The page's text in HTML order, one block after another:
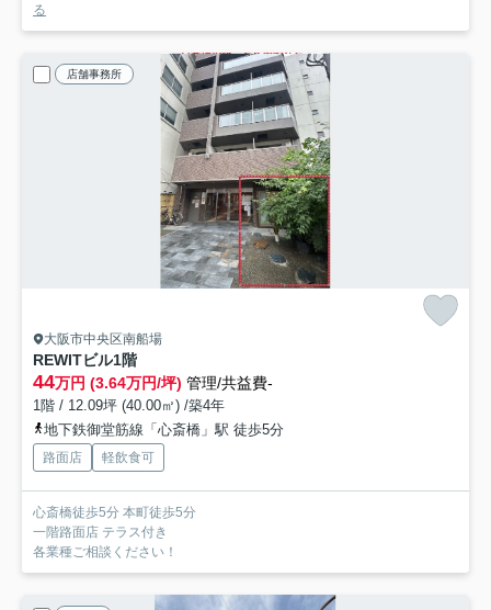
る
店舗事務所
大阪市中央区南船場
REWITビル1階
44万円 (3.64万円/坪) 管理/共益費-
1階 / 12.09坪 (40.00㎡) /築4年
地下鉄御堂筋線「心斎橋」駅 徒歩5分
路面店 軽飲食可
心斎橋徒歩5分 本町徒歩5分
一階路面店 テラス付き
各業種ご相談ください！